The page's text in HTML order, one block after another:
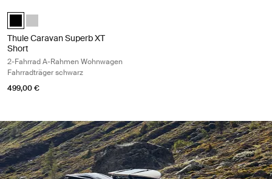
Thule Caravan Superb XT Black Short Schwarz (selected)
Thule Caravan Superb Anodised XT Eloxiert
Thule Caravan Superb XT
Short
2-Fahrrad A-Rahmen Wohnwagen
Fahrradträger schwarz
499,00 €